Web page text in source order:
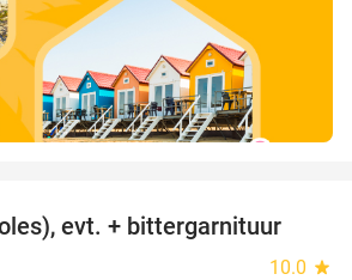
40%
evt. + bittergarnituur
10.0 star